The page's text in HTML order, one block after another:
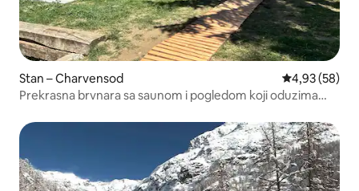
Stan – Charvensod Prosječna
4,93 (58)
Prekrasna brvnara sa saunom i pogledom koji oduzima